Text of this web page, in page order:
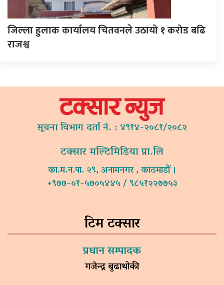
जिल्ला हुलाक कार्यालय चितवनले उठायो १ करोड बढि
राजश्व
सूचना विभाग दर्ता नं. : ४९१४-२०८१/२०८२
टक्सार मल्टिमिडिया प्रा.लि
का.म.न.पा. २९, अनामनगर , काठमाडौं ।
+९७७-०१-५७०५४४५ / ९८५१२२७७५३
टिम टक्सार
प्रधान सम्पादक
गजेन्द्र बुढाथोकी